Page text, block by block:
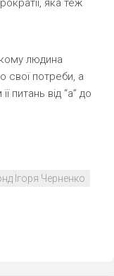
яка теж
людина
свої потреби, а
питань від “а” до
Ігоря Черненко